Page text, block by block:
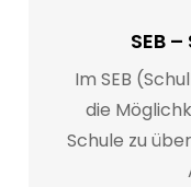
SEB
Im SEB
die
Schule zu